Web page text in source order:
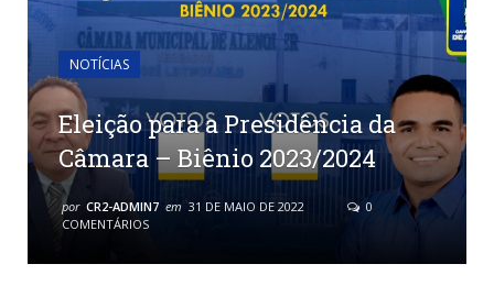
NOTÍCIAS
Eleição para a Presidência da
Câmara – Biênio 2023/2024
por CR2-ADMIN7 em 31 DE MAIO DE 2022
0
COMENTÁRIOS